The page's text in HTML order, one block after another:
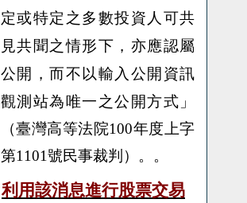
定或特定之多數投資人可共
見共聞之情形下，亦應認屬
公開，而不以輸入公開資訊
觀測站為唯一之公開方式 」
（臺灣高等法院100年度上字
第1101號民事裁判）。。
利用該消息進行股票交易